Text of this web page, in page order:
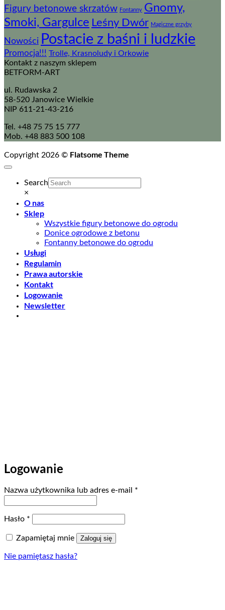
Figury betonowe skrzatów Fontanny Gnomy,
Smoki, Gargulce Leśny Dwór Magiczne grzyby
Nowości Postacie z baśni i ludzkie
Promocja!!! Trolle, Krasnoludy i Orkowie
Kontakt z naszym sklepem
BETFORM-ART
ul. Rudawska 2
58-520 Janowice Wielkie
NIP 611-21-43-216
Tel. +48 75 75 15 777
Mob. +48 883 500 108
Copyright 2026 © Flatsome Theme
Search
×
O nas
Sklep
Wszystkie figury betonowe do ogrodu
Donice ogrodowe z betonu
Fontanny betonowe do ogrodu
Usługi
Regulamin
Prawa autorskie
Kontakt
Logowanie
Newsletter
Logowanie
Nazwa użytkownika lub adres e-mail *
Hasło *
Zapamiętaj mnie Zaloguj się
Nie pamiętasz hasła?